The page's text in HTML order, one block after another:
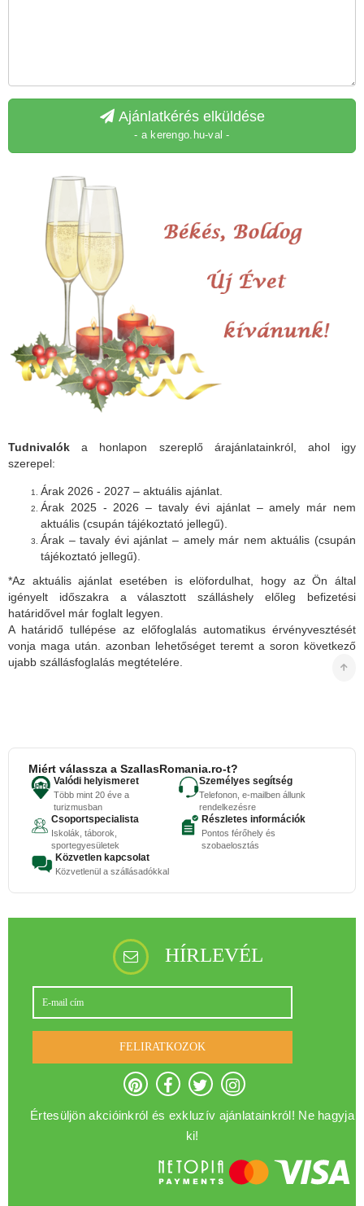
Ajánlatkérés elküldése
- a kerengo.hu-val -
Tudnivalók a honlapon szereplő árajánlatainkról, ahol igy
szerepel:
Árak 2026 - 2027 – aktuális ajánlat.
Árak 2025 - 2026 – tavaly évi ajánlat – amely már nem
aktuális (csupán tájékoztató jellegű).
Árak – tavaly évi ajánlat – amely már nem aktuális (csupán
tájékoztató jellegű).
*Az aktuális ajánlat esetében is elöfordulhat, hogy az Ön által
igényelt időszakra a választott szálláshely előleg befizetési
határidővel már foglalt legyen.
A határidő tullépése az előfoglalás automatikus érvényvesztését
vonja maga után. azonban lehetőséget teremt a soron következő
ujabb szállásfoglalás megtételére.
Miért válassza a SzallasRomania.ro-t?
Valódi helyismeret
Több mint 20 éve a
turizmusban
Személyes segítség
Telefonon, e-mailben állunk
rendelkezésre
Csoportspecialista
Iskolák, táborok,
sportegyesületek
Részletes információk
Pontos férőhely és
szobaelosztás
Közvetlen kapcsolat
Közvetlenül a szállásadókkal
HÍRLEVÉL
FELIRATKOZOK
Értesüljön akcióinkról és exkluzív ajánlatainkról! Ne hagyja
ki!